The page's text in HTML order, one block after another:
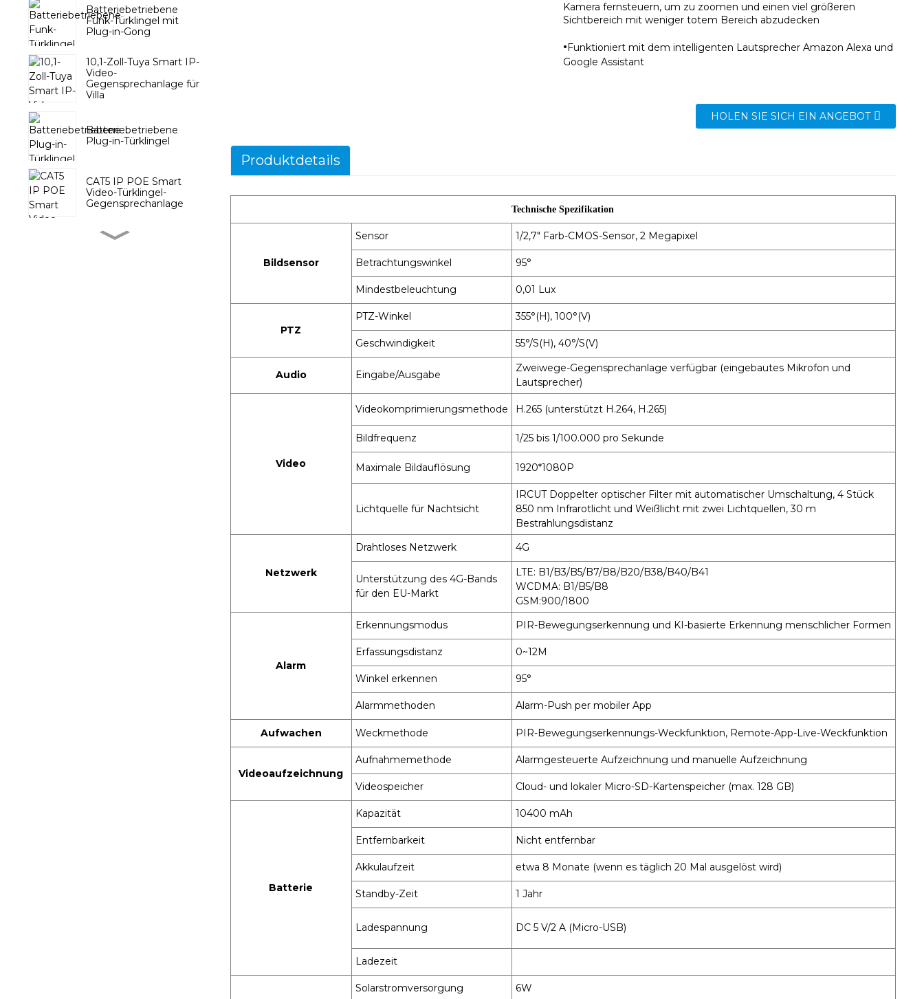
Batteriebetriebene
Funk-Türklingel mit
Plug-in-Gong
10,1-Zoll-Tuya Smart IP-
Video-
Gegensprechanlage für
Villa
Batteriebetriebene
Plug-in-Türklingel
CAT5 IP POE Smart
Video-Türklingel-
Gegensprechanlage
Kamera fernsteuern, um zu zoomen und einen viel größeren
Sichtbereich mit weniger totem Bereich abzudecken
·Funktioniert mit dem intelligenten Lautsprecher Amazon Alexa und
Google Assistant
HOLEN SIE SICH EIN ANGEBOT
Produktdetails
Technische Spezifikation
Bildsensor
Sensor 1/2,7" Farb-CMOS-Sensor, 2 Megapixel
Betrachtungswinkel 95°
Mindestbeleuchtung 0,01 Lux
PTZ
PTZ-Winkel 355°(H), 100°(V)
Geschwindigkeit 55°/S(H), 40°/S(V)
Audio Eingabe/Ausgabe
Zweiwege-Gegensprechanlage verfügbar (eingebautes Mikrofon und
Lautsprecher)
Video
Videokomprimierungsmethode H.265 (unterstützt H.264, H.265)
Bildfrequenz 1/25 bis 1/100.000 pro Sekunde
Maximale Bildauflösung 1920*1080P
Lichtquelle für Nachtsicht
IRCUT Doppelter optischer Filter mit automatischer Umschaltung, 4 Stück
850 nm Infrarotlicht und Weißlicht mit zwei Lichtquellen, 30 m
Bestrahlungsdistanz
Netzwerk
Drahtloses Netzwerk 4G
Unterstützung des 4G-Bands
für den EU-Markt
LTE: B1/B3/B5/B7/B8/B20/B38/B40/B41
WCDMA: B1/B5/B8
GSM:900/1800
Alarm
Erkennungsmodus PIR-Bewegungserkennung und KI-basierte Erkennung menschlicher Formen
Erfassungsdistanz 0~12M
Winkel erkennen 95°
Alarmmethoden Alarm-Push per mobiler App
Aufwachen Weckmethode PIR-Bewegungserkennungs-Weckfunktion, Remote-App-Live-Weckfunktion
Videoaufzeichnung
Aufnahmemethode Alarmgesteuerte Aufzeichnung und manuelle Aufzeichnung
Videospeicher Cloud- und lokaler Micro-SD-Kartenspeicher (max. 128 GB)
Batterie
Kapazität 10400 mAh
Entfernbarkeit Nicht entfernbar
Akkulaufzeit etwa 8 Monate (wenn es täglich 20 Mal ausgelöst wird)
Standby-Zeit 1 Jahr
Ladespannung DC 5 V/2 A (Micro-USB)
Ladezeit
Solarstromversorgung 6W